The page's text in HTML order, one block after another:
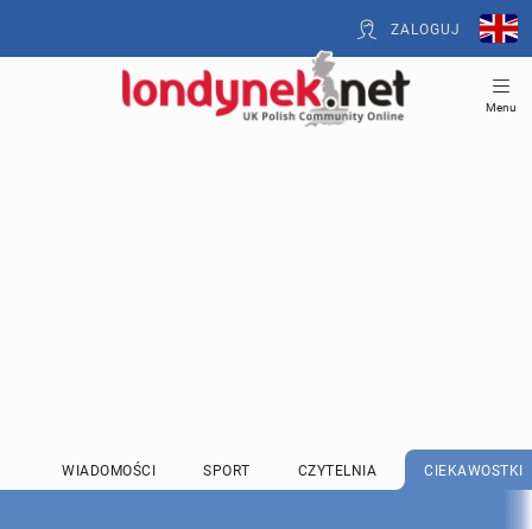
ZALOGUJ
Menu
WIADOMOŚCI SPORT CZYTELNIA CIEKAWOSTKI